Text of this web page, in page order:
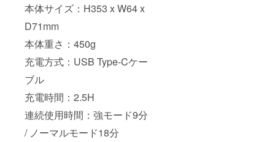
本体サイズ：H353 x W64 x
D71mm
本体重さ：450g
充電方式：USB Type-Cケー
ブル
充電時間：2.5H
連続使用時間：強モード9分
/ ノーマルモード18分